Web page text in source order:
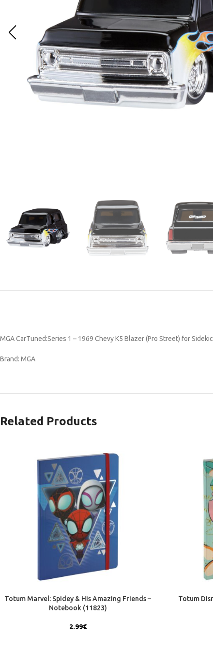
MGA CarTuned:Series 1 – 1969 Chevy K5 Blazer (Pro Street) for
Brand: MGA
Related Products
Totum Marvel: Spidey & His Amazing Friends –
Notebook (11823)
2.99€
Totum